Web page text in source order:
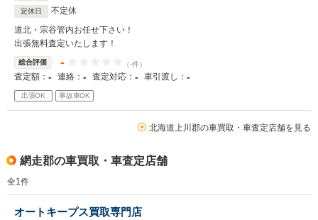
定休日
不定休
道北・宗谷管内お任せ下さい！
出張無料査定いたします！
総合評価 - （-件）
査定額： - 連絡： - 査定対応： - 車引渡し： -
出張OK 事故車OK
北海道上川郡の車買取・車査定店舗を見る
網走郡の車買取・車査定店舗
全1件
オートキープス買取専門店